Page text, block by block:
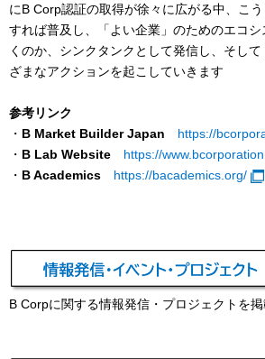
にB Corp認証の取得が徐々に広がる中、こ
すれば普及し、「よい企業」のためのエコ
くのか、シンクタンクとして発信し、そし
ざまなアクションを起こしていきます
参考リンク
・ B Market Builder Japan
https://
・ B Lab Website
https://
・ B Academics https://bacademics.org/
B Corpに関する情報発信・プロジェクトを掲